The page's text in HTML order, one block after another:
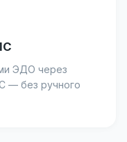
ЭДО через
— без ручного